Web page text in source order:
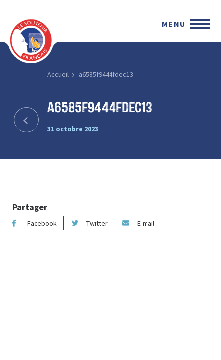
MENU
Accueil a6585f9444fdec13
a6585f9444fdec13
31 octobre 2023
Partager
Facebook Twitter E-mail